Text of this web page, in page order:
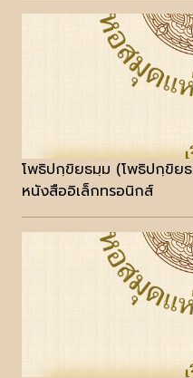
โพธิปกฺขิยธมฺม (โพธิปกฺขิย
หนังสืออิเล็กทรอนิกส์